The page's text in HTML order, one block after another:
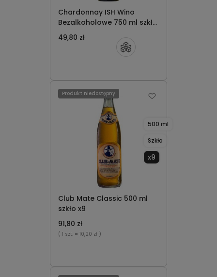
Chardonnay ISH Wino
Bezalkoholowe 750 ml szkło
x1
49,80 zł
Club Mate Classic 500 ml
szkło x9
500 ml
Szkło
x9
91,80 zł
( 1 szt. = 10,20 zł )
Produkt niedostępny